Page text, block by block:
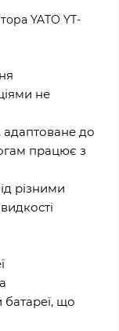
YATO YT-
не
адаптоване до
працює з
різними
батареї, що